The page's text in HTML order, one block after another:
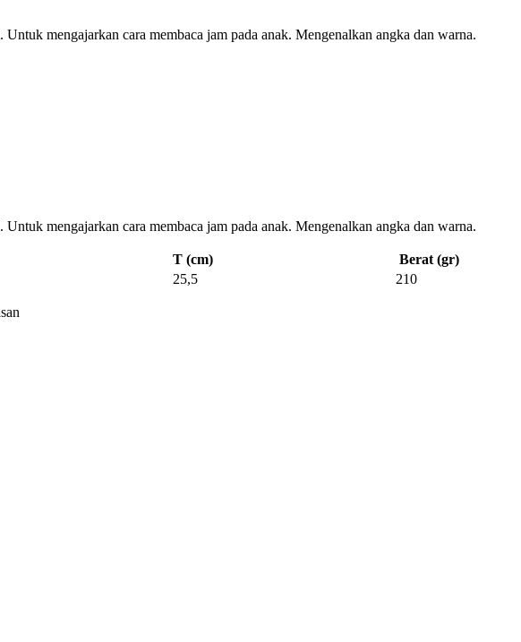
mengajarkan cara membaca jam pada anak. Mengenalkan angka dan warna.
mengajarkan cara membaca jam pada anak. Mengenalkan angka dan warna.
T (cm)
Berat (gr)
25,5 210